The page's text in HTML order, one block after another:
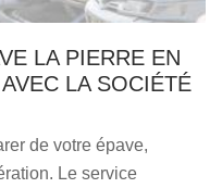
LA PIERRE EN
LA SOCIÉTÉ
de votre épave,
Le service